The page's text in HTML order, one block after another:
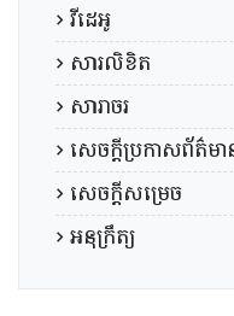
វីដេអូ
សារលិខិត
សារាចរ
សេចក្តីប្រកាសព័ត៌ម
សេចក្តីសម្រេច
អនុក្រឹត្យ